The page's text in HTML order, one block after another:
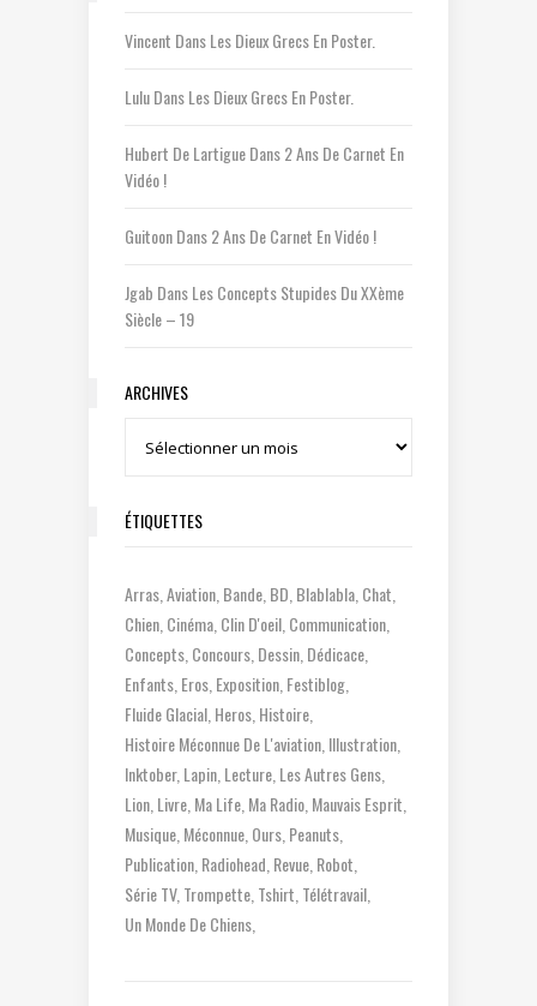
Vincent DansLes Dieux Grecs En Poster.
LuluDansLes Dieux Grecs En Poster.
Hubert De LartigueDans2 Ans De Carnet En
Vidéo !
GuitoonDans2 Ans De Carnet En Vidéo !
Jgab DansLes Concepts Stupides Du XXème
Siècle – 19
ARCHIVES
Archives
ÉTIQUETTES
Arras Aviation Bande BD Blablabla Chat
Chien Cinéma Clin D'oeil Communication
Concepts Concours Dessin Dédicace
Enfants Eros Exposition Festiblog
Fluide Glacial Heros Histoire
Histoire Méconnue De L'aviation Illustration
Inktober Lapin Lecture Les Autres Gens
Lion Livre Ma Life Ma Radio Mauvais Esprit
Musique Méconnue Ours Peanuts
Publication Radiohead Revue Robot
Série TV Trompette Tshirt Télétravail
Un Monde De Chiens